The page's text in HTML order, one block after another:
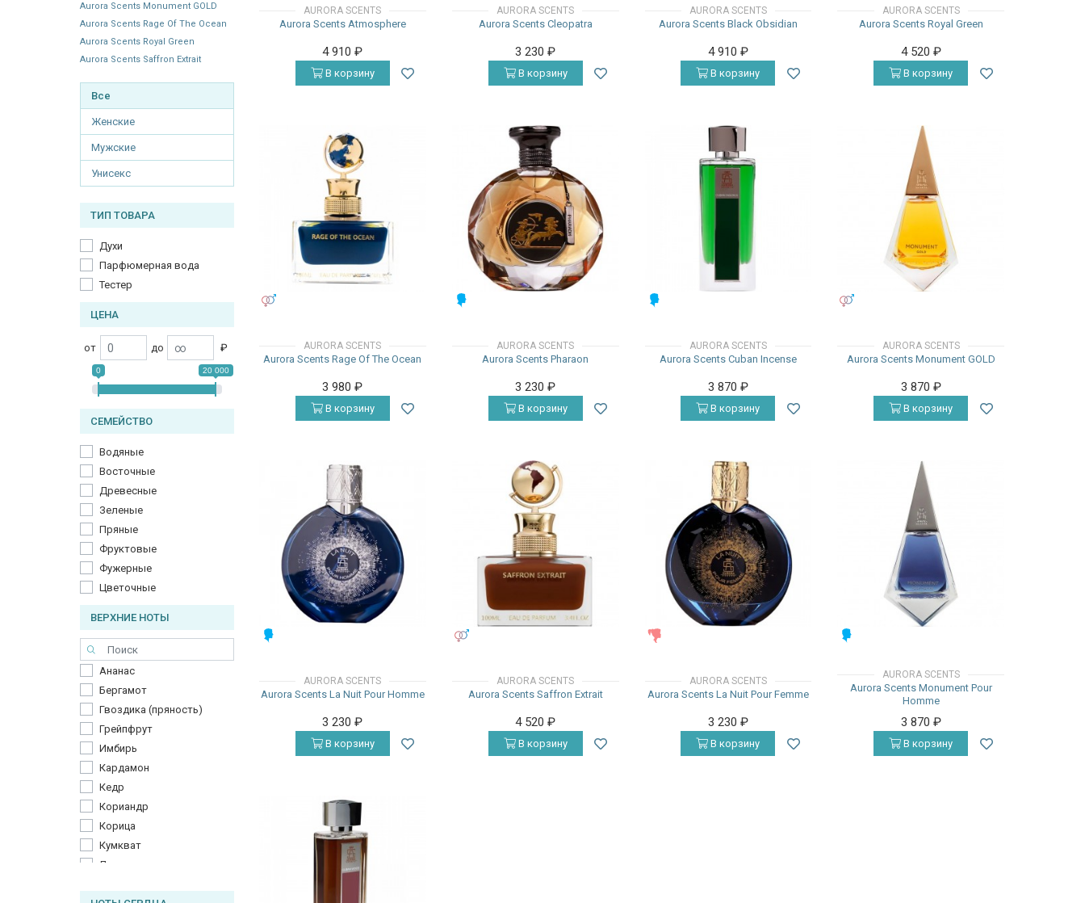
Aurora Scents Monument GOLD
Aurora Scents Rage Of The Ocean
Aurora Scents Royal Green
Aurora Scents Saffron Extrait
Все
Женские
Мужские
Унисекс
ТИП ТОВАРА
Духи
Парфюмерная вода
Тестер
ЦЕНА
от до ₽
0 20 000
СЕМЕЙСТВО
Водяные
Восточные
Древесные
Зеленые
Пряные
Фруктовые
Фужерные
Цветочные
ВЕРХНИЕ НОТЫ
Ананас
Бергамот
Гвоздика (пряность)
Грейпфрут
Имбирь
Кардамон
Кедр
Кориандр
Корица
Кумкват
Ладан
AURORA SCENTS
Aurora Scents Atmosphere
4 910₽
В корзину
AURORA SCENTS
Aurora Scents Cleopatra
3 230₽
В корзину
AURORA SCENTS
Aurora Scents Black Obsidian
4 910 ₽
В корзину
AURORA SCENTS
Aurora Scents Royal Green
4 520 ₽
В корзину
AURORA SCENTS
Aurora Scents Rage Of The Ocean
3 980₽
В корзину
AURORA SCENTS
Aurora Scents Pharaon
3 230₽
В корзину
AURORA SCENTS
Aurora Scents Cuban Incense
3 870 ₽
В корзину
AURORA SCENTS
Aurora Scents Monument GOLD
3 870 ₽
В корзину
AURORA SCENTS
Aurora Scents La Nuit Pour Homme
3 230₽
В корзину
AURORA SCENTS
Aurora Scents Saffron Extrait
4 520₽
В корзину
AURORA SCENTS
Aurora Scents La Nuit Pour Femme
3 230 ₽
В корзину
AURORA SCENTS
Aurora Scents Monument Pour
Homme
3 870 ₽
В корзину